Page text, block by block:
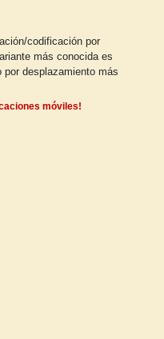
codificación por
más conocida es
desplazamiento más
móviles!